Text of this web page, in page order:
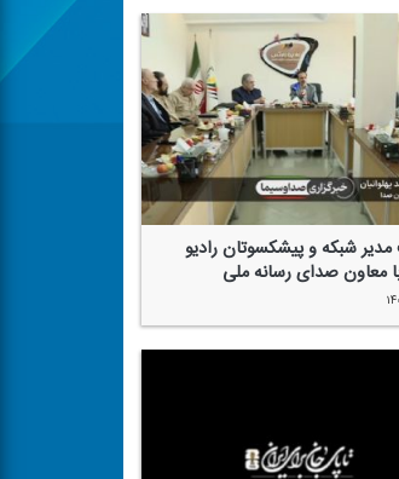
شبكه و پیشكسوتان رادیو
معاون صدای رسانه ملی